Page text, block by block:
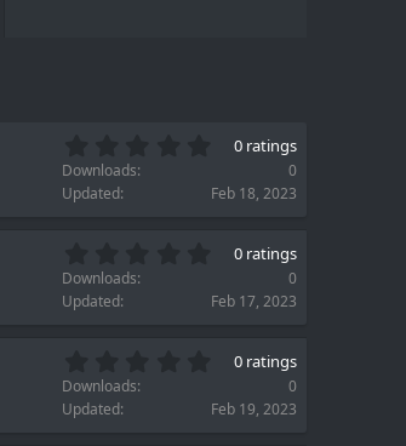
0
r
0 ratings
Downloads
0
Updated
Feb 18, 2023
0
r
0 ratings
Downloads
0
Updated
Feb 17, 2023
0
0 ratings
Downloads
0
Updated
Feb 19, 2023